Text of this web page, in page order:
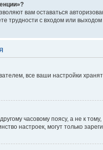
вам оставаться
трудности с входом или
все ваши настройки
часовому поясу, а не к
настроек, могут только